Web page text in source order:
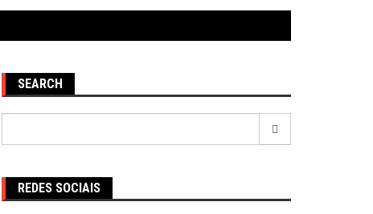
SEARCH
REDES SOCIAIS